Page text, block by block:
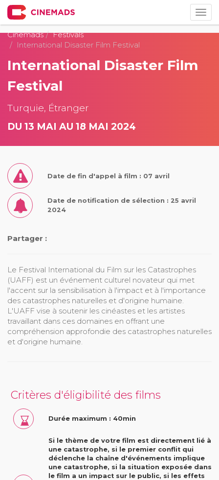
Cinemads
Festivals
International Disaster Film Festival
International Disaster Film
Festival
Turquie, Étranger
DU 13 MAI AU 18 MAI 2024
Date de fin d'appel à film : 07 avril
Date de notification de sélection : 25 avril
2024
Partager :
Le Festival International du Film sur les Catastrophes
(UAFF) est un événement culturel novateur qui met
l'accent sur la sensibilisation à l'impact et à l'importance
des catastrophes naturelles et d'origine humaine.
L'UAFF vise à soutenir les cinéastes et les artistes
travaillant dans ces domaines en offrant une
compréhension approfondie des catastrophes naturelles
et d'origine humaine.
Critères d'éligibilité des films
Durée maximum : 40min
Si le thème de votre film est directement lié à
une catastrophe, si le premier conflit qui
déclenche la chaîne d'événements implique
une catastrophe, si la situation exposée dans
le film a un impact sur le public, si les effets